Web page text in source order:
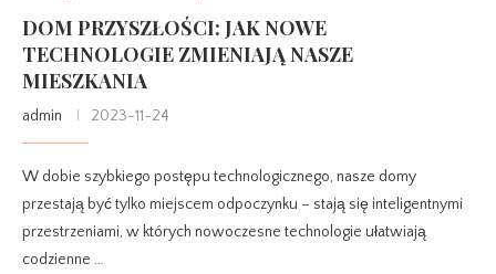
DOM PRZYSZŁOŚCI: JAK NOWE
TECHNOLOGIE ZMIENIAJĄ NASZE
MIESZKANIA
admin 2023-11-24
W dobie szybkiego postępu technologicznego, nasze domy
przestają być tylko miejscem odpoczynku – stają się inteligentnymi
przestrzeniami, w których nowoczesne technologie ułatwiają
codzienne …